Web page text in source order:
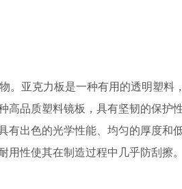
。亚克力板是一种有用的透明塑料
品质塑料镜板，具有坚韧的保护
出色的光学性能、均匀的厚度和低
性使其在制造过程中几乎防刮擦。